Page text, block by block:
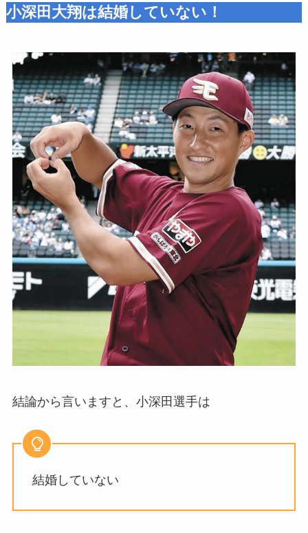
小深田大翔は結婚していない！
結論から言いますと、小深田選手は
結婚していない